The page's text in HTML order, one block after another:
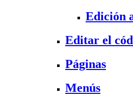
Edición
Editar el
Páginas
Menús